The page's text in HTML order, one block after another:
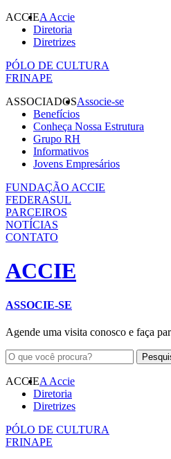
ACCIEA Accie
Diretoria
Diretrizes
PÓLO DE CULTURA
FRINAPE
ASSOCIADOSAssocie-se
Benefícios
Conheça Nossa Estrutura
Grupo RH
Informativos
Jovens Empresários
FUNDAÇÃO ACCIE
FEDERASUL
PARCEIROS
NOTÍCIAS
CONTATO
ACCIE
ASSOCIE-SE
Agende uma visita conosco e faça
ACCIEA Accie
Diretoria
Diretrizes
PÓLO DE CULTURA
FRINAPE